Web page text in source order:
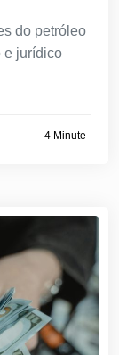
do petróleo
e jurídico
4 Minute